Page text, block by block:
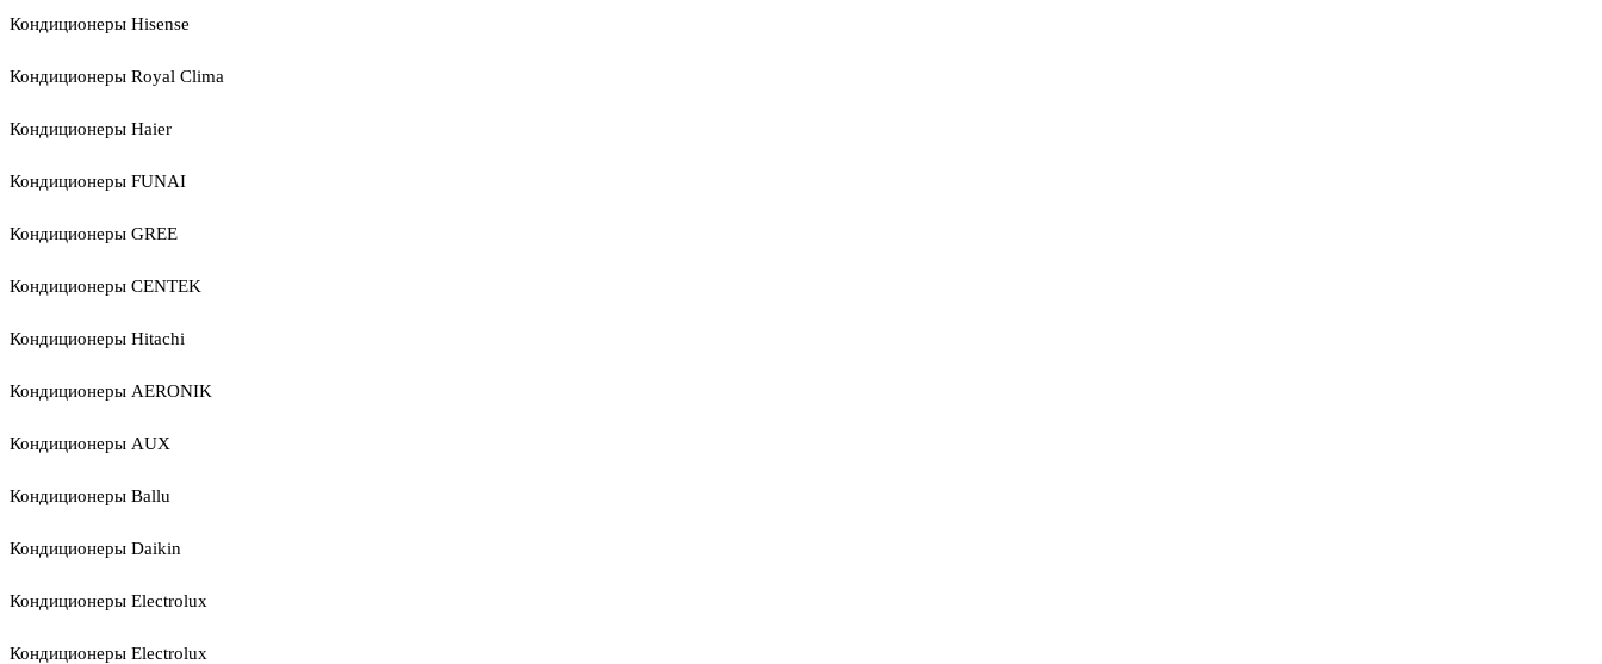
Кондиционеры Hisense
Кондиционеры Royal Clima
Кондиционеры Haier
Кондиционеры FUNAI
Кондиционеры GREE
Кондиционеры CENTEK
Кондиционеры Hitachi
Кондиционеры AERONIK
Кондиционеры AUX
Кондиционеры Ballu
Кондиционеры Daikin
Кондиционеры Electrolux
Кондиционеры Electrolux